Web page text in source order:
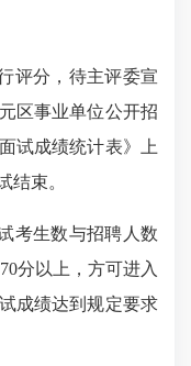
分，待主评委宣
区事业单位公开招
试成绩统计表》上
结束。
生数与招聘人数
分以上，方可进入
成绩达到规定要求